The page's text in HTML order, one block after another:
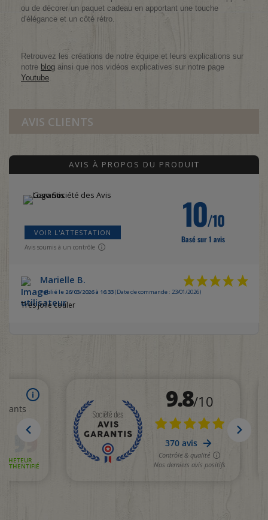
ou de décorer un paquet cadeau en apportant une touche
d'élégance et un côté rétro.
Retrouvez les créations de notre équipe et leurs explications sur
notre blog ainsi que nos vidéos explicatives sur notre page
Youtube.
AVIS CLIENTS
AVIS À PROPOS DU PRODUIT
VOIR L'ATTESTATION
Avis soumis à un contrôle
10/10
Basé sur 1 avis
Marielle B.
Publié le 26/03/2026 à 16:33(Date de commande : 23/01/2026)
Très jolie couler